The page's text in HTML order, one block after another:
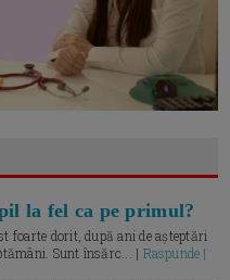
la fel ca pe primul?
foarte dorit, după ani de așteptări
Sunt însărc... | Raspunde |